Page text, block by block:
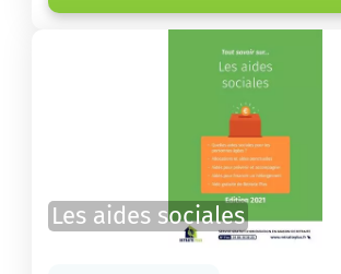
Les aides sociales